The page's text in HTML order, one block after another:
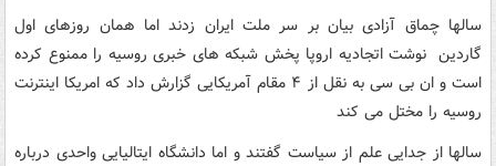
سالها چماق آزادی بیان بر سر ملت ایران زدند اما همان روزهای اول
گاردین نوشت اتجادیه اروپا پخش شبکه های خبری روسیه را ممنوع کرده
است و ان بی سی به نقل از ۴ مقام آمریکایی گزارش داد که امریکا اینترنت
روسیه را مختل می کند
سالها از جدایی علم از سیاست گفتند و اما دانشگاه ایتالیایی واحدی درباره